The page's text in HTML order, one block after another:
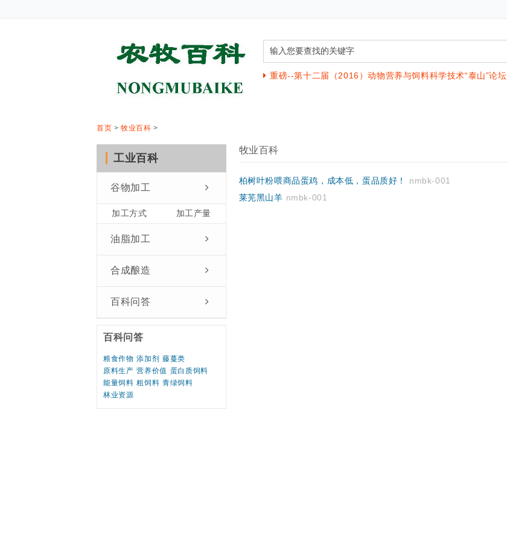
重磅--第十二届（2016）动物营养与饲料科学技术“泰山”论坛
首页 >牧业百科 >
工业百科
谷物加工
加工方式 加工产量
油脂加工
合成酿造
百科问答
百科问答
粮食作物 添加剂 藤蔓类
原料生产 营养价值 蛋白质饲料
能量饲料 粗饲料 青绿饲料
林业资源
牧业百科
柏树叶粉喂商品蛋鸡，成本低，蛋品质好！ nmbk-001
莱芜黑山羊 nmbk-001